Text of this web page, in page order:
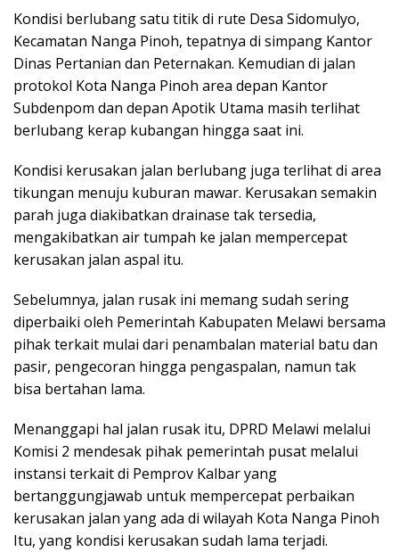
Kondisi berlubang satu titik di rute Desa Sidomulyo,
Kecamatan Nanga Pinoh, tepatnya di simpang Kantor
Dinas Pertanian dan Peternakan. Kemudian di jalan
protokol Kota Nanga Pinoh area depan Kantor
Subdenpom dan depan Apotik Utama masih terlihat
berlubang kerap kubangan hingga saat ini.
Kondisi kerusakan jalan berlubang juga terlihat di area
tikungan menuju kuburan mawar. Kerusakan semakin
parah juga diakibatkan drainase tak tersedia,
mengakibatkan air tumpah ke jalan mempercepat
kerusakan jalan aspal itu.
Sebelumnya, jalan rusak ini memang sudah sering
diperbaiki oleh Pemerintah Kabupaten Melawi bersama
pihak terkait mulai dari penambalan material batu dan
pasir, pengecoran hingga pengaspalan, namun tak
bisa bertahan lama.
Menanggapi hal jalan rusak itu, DPRD Melawi melalui
Komisi 2 mendesak pihak pemerintah pusat melalui
instansi terkait di Pemprov Kalbar yang
bertanggungjawab untuk mempercepat perbaikan
kerusakan jalan yang ada di wilayah Kota Nanga Pinoh
Itu, yang kondisi kerusakan sudah lama terjadi.